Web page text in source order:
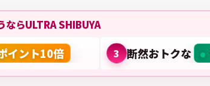
らULTRA SHIBUYA
イント10倍 3 断然おトクな